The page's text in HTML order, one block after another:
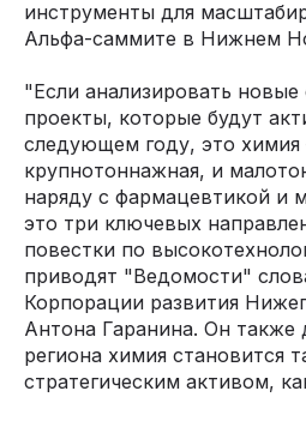
инструменты для
Альфа-саммите в Нижнем
"Если анализировать
проекты, которые будут
следующем году, это химия
крупнотоннажная, и
наряду с фармацевтикой и
это три ключевых
повестки по
приводят "Ведомости"
Корпорации развития
Антона Гаранина. Он также
региона химия становится
стратегическим активом,